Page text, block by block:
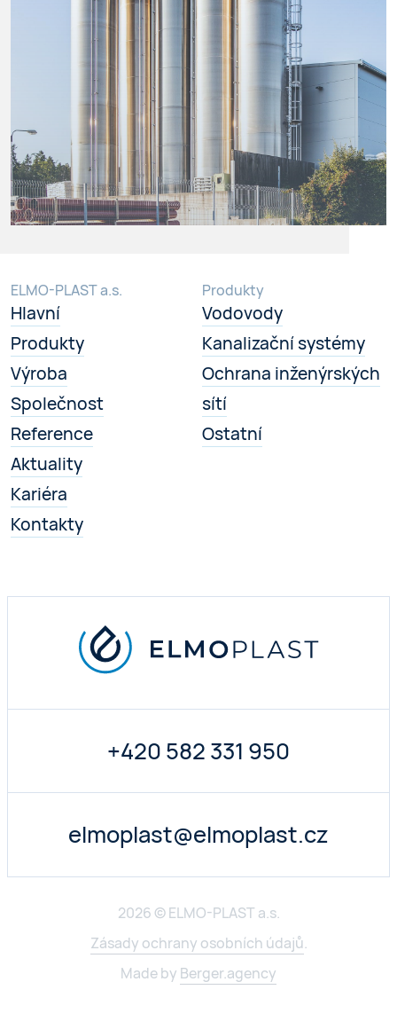
ELMO-PLAST a.s.
Hlavní
Produkty
Výroba
Společnost
Reference
Aktuality
Kariéra
Kontakty
Produkty
Vodovody
Kanalizační systémy
Ochrana inženýrských
sítí
Ostatní
+420 582 331 950
elmoplast@elmoplast.cz
2026 © ELMO-PLAST a.s.
Zásady ochrany osobních údajů.
Made by Berger.agency